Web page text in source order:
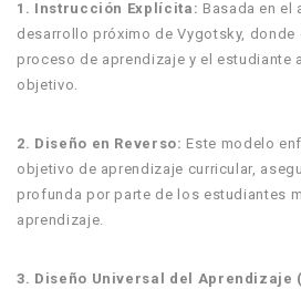
1. Instrucción Explícita: Basada en el
desarrollo próximo de Vygotsky, donde
proceso de aprendizaje y el estudiante
objetivo.
2. Diseño en Reverso: Este modelo
objetivo de aprendizaje curricular,
profunda por parte de los estudiantes
aprendizaje.
3. Diseño Universal del Aprendizaje